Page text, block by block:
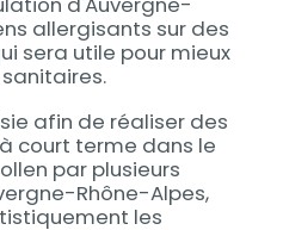
allergisants sur des
sera utile pour mieux
afin de réaliser des
court terme dans le
par plusieurs
Rhône-Alpes,
les